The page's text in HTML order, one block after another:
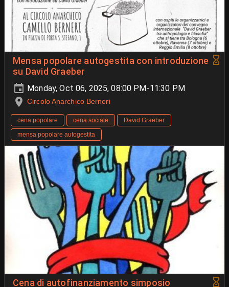
Mensa popolare autogestita con introduzione
su David Graeber
Monday, Oct 06, 2025, 08:00 PM-11:30 PM
Circolo Anarchico Berneri
cena popolare cena sociale
David Graeber
mensa popolare autogestita
Cena di autofinanziamento simposio